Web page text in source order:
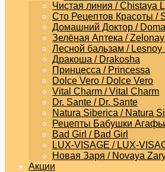
Чистая линия / Chistaya
Сто Рецептов Красоты /
Домашний Доктор /
Зелёная Аптека /
Лесной бальзам / Lesnoy
Дракоша / Drakosha
Принцесса / Princessa
Dolce Vero / Dolce Vero
Vital Charm / Vital Charm
Dr. Sante / Dr. Sante
Natura Siberica / Natura
Рецепты Бабушки
Bad Girl / Bad Girl
LUX-VISAGE / LUX-
Новая Заря / Novaya
Акции